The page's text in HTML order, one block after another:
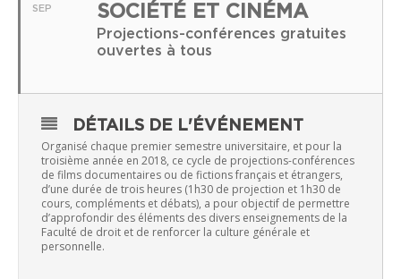
SEP
SOCIÉTÉ ET CINÉMA
Projections-conférences gratuites
ouvertes à tous
DÉTAILS DE L'ÉVÉNEMENT
Organisé chaque premier semestre universitaire, et pour la
troisième année en 2018, ce cycle de projections-conférences
de films documentaires ou de fictions français et étrangers,
d’une durée de trois heures (1h30 de projection et 1h30 de
cours, compléments et débats), a pour objectif de permettre
d’approfondir des éléments des divers enseignements de la
Faculté de droit et de renforcer la culture générale et
personnelle.